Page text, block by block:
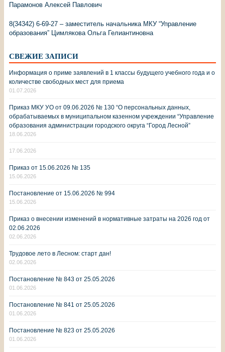
Парамонов Алексей Павлович
8(34342) 6-69-27 – заместитель начальника МКУ “Управление
образования” Цимлякова Ольга Гелиантиновна
СВЕЖИЕ ЗАПИСИ
Информация о приме заявлений в 1 классы будущего учебного года и о
количестве свободных мест для приема
01.07.2026
Приказ МКУ УО от 09.06.2026 № 130 “О персональных данных,
обрабатываемых в муниципальном казенном учреждении “Управление
образования администрации городского округа “Город Лесной”
18.06.2026
17.06.2026
Приказ от 15.06.2026 № 135
15.06.2026
Постановление от 15.06.2026 № 994
15.06.2026
Приказ о внесении изменений в нормативные затраты на 2026 год от
02.06.2026
02.06.2026
Трудовое лето в Лесном: старт дан!
02.06.2026
Постановление № 843 от 25.05.2026
01.06.2026
Постановление № 841 от 25.05.2026
01.06.2026
Постановление № 823 от 25.05.2026
01.06.2026